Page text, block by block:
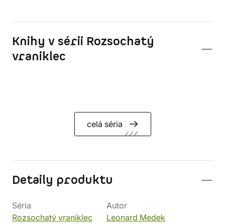
Knihy v sérii Rozsochatý
vraniklec
celá séria
Detaily produktu
Séria
Rozsochatý vraniklec
Autor
Leonard Medek